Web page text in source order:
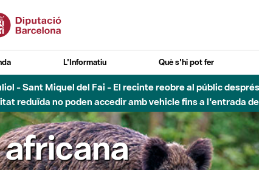
L'Informatiu Què s'hi pot fer
- Parc Fluvial Besòs - Activació de la Fase d'Alerta del
Tancats els accessos al Parc.